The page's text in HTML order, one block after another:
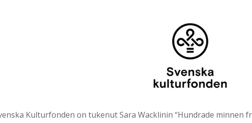
Kulturfonden on tukenut Sara Wacklinin “Hundrade minnen